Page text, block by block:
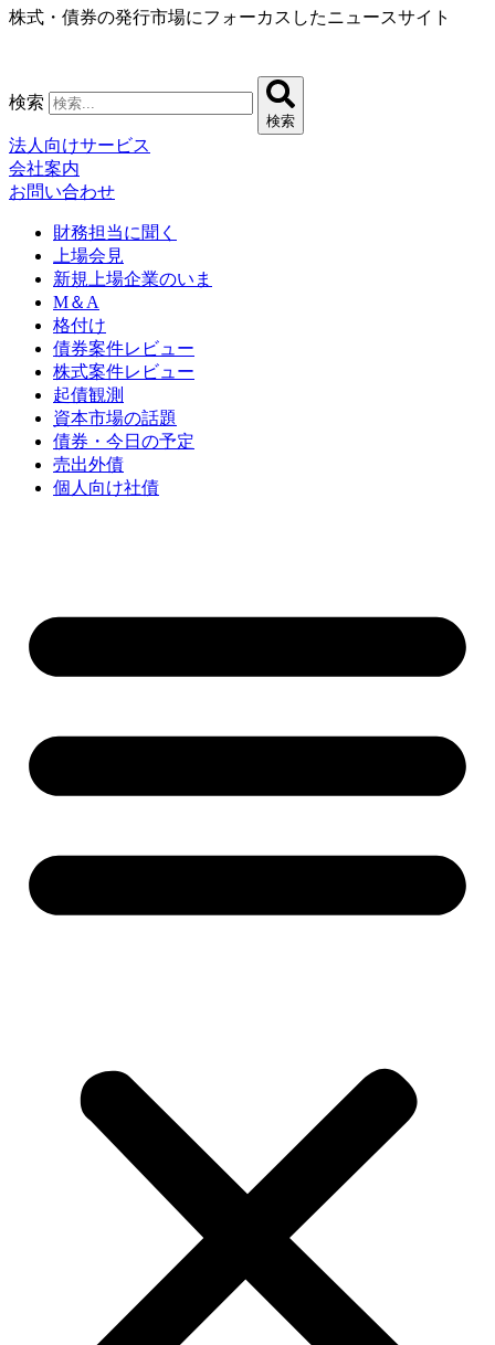
コ
ツ
に
ス
キ
ッ
株式・債券の発行市場にフォーカスしたニュースサイト
検索
検索
法人向けサービス
会社案内
お問い合わせ
財務担当に聞く
上場会見
新規上場企業のいま
M＆A
格付け
債券案件レビュー
株式案件レビュー
起債観測
資本市場の話題
債券・今日の予定
売出外債
個人向け社債